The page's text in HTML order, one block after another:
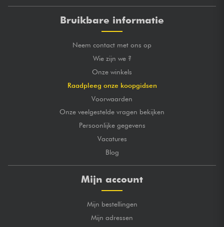
Bruikbare informatie
Neem contact met ons op
Wie zijn we ?
Onze winkels
Raadpleeg onze koopgidsen
Voorwaarden
Onze veelgestelde vragen bekijken
Persoonlijke gegevens
Vacatures
Blog
Mijn account
Mijn bestellingen
Mijn adressen